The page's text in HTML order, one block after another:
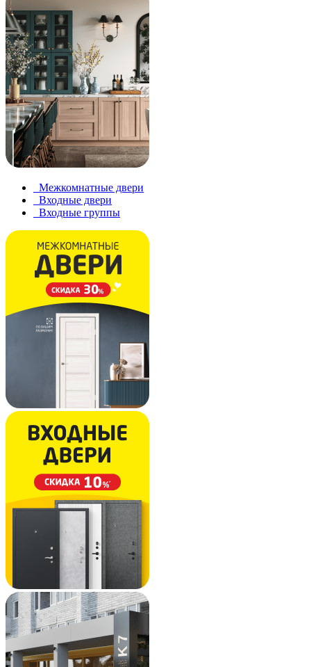
Межкомнатные двери
Входные двери
Входные группы